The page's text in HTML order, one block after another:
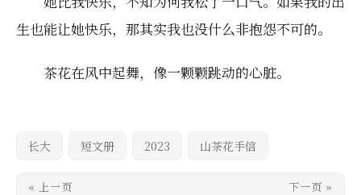
生也能让她快乐，那其实我也没什么非抱怨不可的。
茶花在风中起舞，像一颗颗跳动的心脏。
长大 短文册 2023 山茶花手信
« 上一页 下一页 »